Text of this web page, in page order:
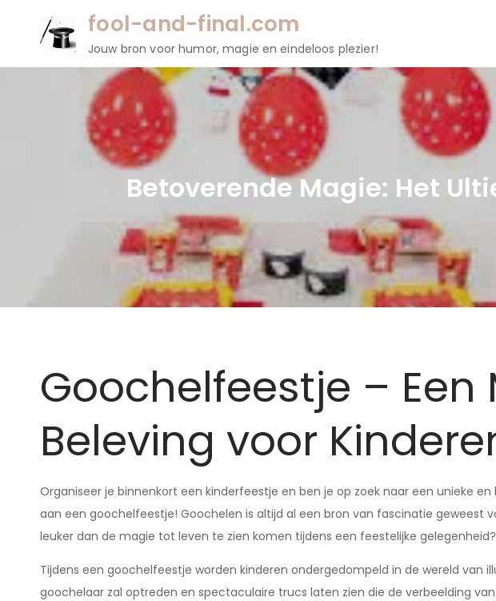
fool-and-final.com
Jouw bron voor humor, magie en eindeloos plezier!
Betoverende Magie: Het
Goochelfeestje – Een
Beleving voor
Organiseer je binnenkort een kinderfeestje en ben je op zoek naar een unieke
aan een goochelfeestje! Goochelen is altijd al een bron van fascinatie geweest
leuker dan de magie tot leven te zien komen tijdens een feestelijke gelegenheid?
Tijdens een goochelfeestje worden kinderen ondergedompeld in de wereld van
goochelaar zal optreden en spectaculaire trucs laten zien die de verbeelding van